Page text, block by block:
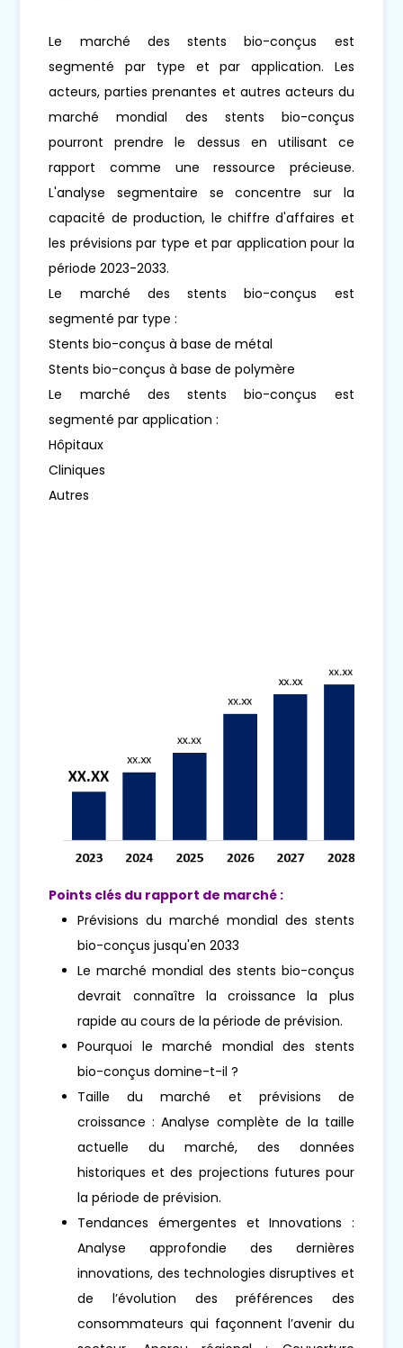
Le marché des stents bio-conçus est
segmenté par type et par application. Les
acteurs, parties prenantes et autres acteurs du
marché mondial des stents bio-conçus
pourront prendre le dessus en utilisant ce
rapport comme une ressource précieuse.
L'analyse segmentaire se concentre sur la
capacité de production, le chiffre d'affaires et
les prévisions par type et par application pour la
période 2023-2033.
Le marché des stents bio-conçus est
segmenté par type :
Stents bio-conçus à base de métal
Stents bio-conçus à base de polymère
Le marché des stents bio-conçus est
segmenté par application :
Hôpitaux
Cliniques
Autres
Points clés du rapport de marché :
Prévisions du marché mondial des stents
bio-conçus jusqu'en 2033
Le marché mondial des stents bio-conçus
devrait connaître la croissance la plus
rapide au cours de la période de prévision.
Pourquoi le marché mondial des stents
bio-conçus domine-t-il ?
Taille du marché et prévisions de
croissance : Analyse complète de la taille
actuelle du marché, des données
historiques et des projections futures pour
la période de prévision.
Tendances émergentes et Innovations :
Analyse approfondie des dernières
innovations, des technologies disruptives et
de l’évolution des préférences des
consommateurs qui façonnent l’avenir du